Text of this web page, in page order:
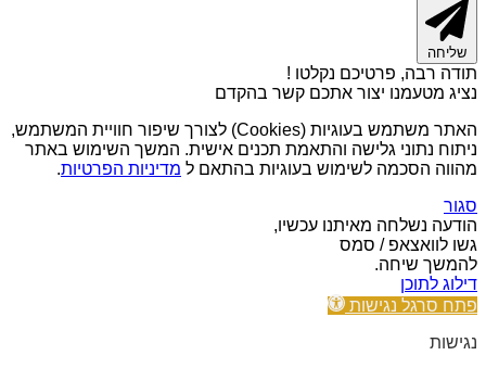
שליחה
תודה רבה, פרטיכם נקלטו !
נציג מטעמנו יצור אתכם קשר בהקדם
האתר משתמש בעוגיות (Cookies) לצורך שיפור חוויית המשתמש,
ניתוח נתוני גלישה והתאמת תכנים אישית. המשך השימוש באתר
מהווה הסכמה לשימוש בעוגיות בהתאם ל מדיניות הפרטיות.
סגור
הודעה נשלחה מאיתנו עכשיו,
גשו לוואצאפ / סמס
להמשך שיחה.
דילוג לתוכן
פתח סרגל נגישות
נגישות